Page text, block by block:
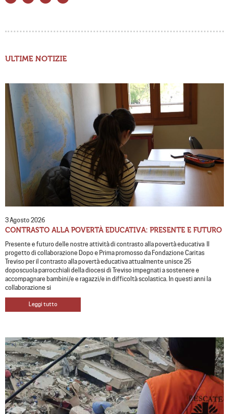
ULTIME NOTIZIE
3 Agosto 2026
CONTRASTO ALLA POVERTÀ EDUCATIVA: PRESENTE E FUTURO
Presente e futuro delle nostre attività di contrasto alla povertà educativa Il
progetto di collaborazione Dopo e Prima promosso da Fondazione Caritas
Treviso per il contrasto alla povertà educativa attualmente unisce 25
doposcuola parrocchiali della diocesi di Treviso impegnati a sostenere e
accompagnare bambini/e e ragazzi/e in difficoltà scolastica. In questi anni la
collaborazione si
Leggi tutto